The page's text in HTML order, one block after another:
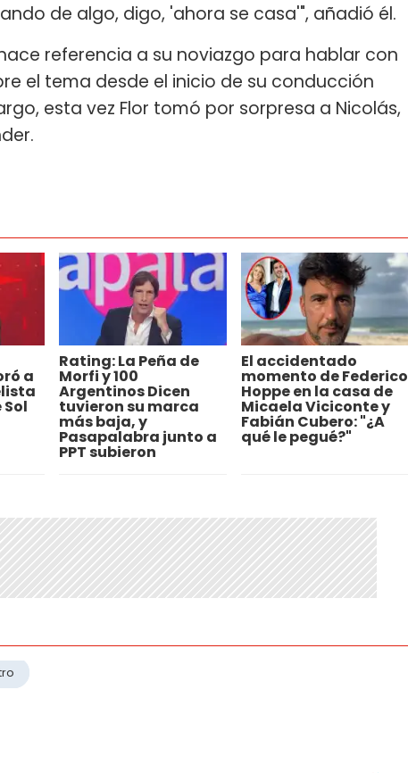
de algo, digo, 'ahora se casa'", añadió él.
referencia a su noviazgo para hablar con
el tema desde el inicio de su conducción
esta vez Flor tomó por sorpresa a Nicolás,
a
Rating: La Peña de
Morfi y 100
Argentinos Dicen
tuvieron su marca
más baja, y
Pasapalabra junto a
PPT subieron
El accidentado
momento de Federico
Hoppe en la casa de
Micaela Viciconte y
Fabián Cubero: "¿A
qué le pegué?"